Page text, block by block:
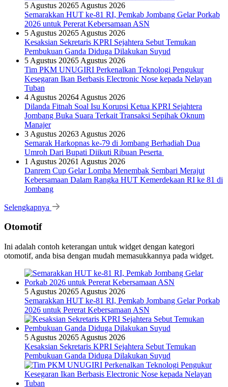
5 Agustus 20265 Agustus 2026
Semarakkan HUT ke-81 RI, Pemkab Jombang Gelar Porkab
2026 untuk Pererat Kebersamaan ASN
5 Agustus 20265 Agustus 2026
Kesaksian Sekretaris KPRI Sejahtera Sebut Temukan
Pembukuan Ganda Diduga Dilakukan Suyud
5 Agustus 20265 Agustus 2026
Tim PKM UNUGIRI Perkenalkan Teknologi Pengukur
Kesegaran Ikan Berbasis Electronic Nose kepada Nelayan
Tuban
4 Agustus 20264 Agustus 2026
Dilanda Fitnah Soal Isu Korupsi Ketua KPRI Sejahtera
Jombang Buka Suara Terkait Transaksi Sepihak Oknum
Manajer
3 Agustus 20263 Agustus 2026
Semarak Harkopnas ke-79 di Jombang Berhadiah Dua
Umroh Dari Bupati Diikuti Ribuan Peserta
1 Agustus 20261 Agustus 2026
Danrem Cup Gelar Lomba Menembak Sembari Merajut
Kebersamaan Dalam Rangka HUT Kemerdekaan RI ke 81 di
Jombang
Selengkapnya
Otomotif
Ini adalah contoh keterangan untuk widget dengan kategori
otomotif, anda bisa dengan mudah memasukkannya pada widget.
5 Agustus 20265 Agustus 2026
Semarakkan HUT ke-81 RI, Pemkab Jombang Gelar Porkab
2026 untuk Pererat Kebersamaan ASN
5 Agustus 20265 Agustus 2026
Kesaksian Sekretaris KPRI Sejahtera Sebut Temukan
Pembukuan Ganda Diduga Dilakukan Suyud